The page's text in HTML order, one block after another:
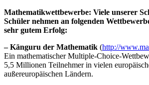
Mathematikwettbewerbe: Viele unserer
Schüler nehmen an folgenden
sehr gutem Erfolg:
– Känguru der Mathematik (http://
Ein mathematischer Multiple-Choice-
5,5 Millionen Teilnehmer in vielen
außereuropäischen Ländern.